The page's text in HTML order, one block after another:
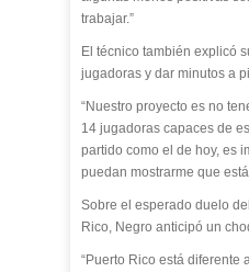
trabajar.”
El técnico también explicó
jugadoras y dar minutos a
“Nuestro proyecto es no
14 jugadoras capaces de
partido como el de hoy, es
puedan mostrarme que
Sobre el esperado duelo
Rico, Negro anticipó un
“Puerto Rico está diferente